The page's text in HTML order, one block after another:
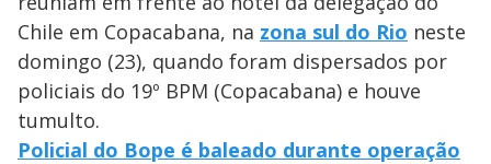
Chile em Copacabana, na zona sul do Rio neste
domingo (23), quando foram dispersados por
policiais do 19º BPM (Copacabana) e houve
tumulto.
Policial do Bope é baleado durante operação